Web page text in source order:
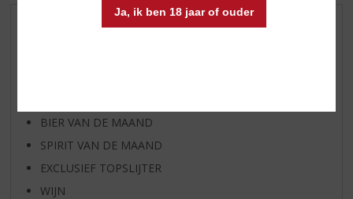
Ja, ik ben 18 jaar of ouder
AANBIEDINGEN
BIER VAN DE MAAND
SPIRIT VAN DE MAAND
EXCLUSIEF TOPSLIJTER
WIJN